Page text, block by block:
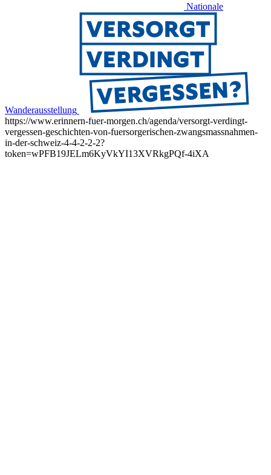
Nationale
Wanderausstellung
https://www.erinnern-fuer-morgen.ch/agenda/versorgt-verdingt-
vergessen-geschichten-von-fuersorgerischen-zwangsmassnahmen-
in-der-schweiz-4-4-2-2-2?
token=wPFB19JELm6KyVkYI13XVRkgPQf-4iXA